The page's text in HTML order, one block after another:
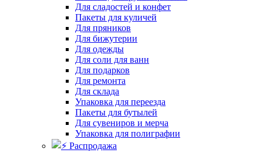
Для сладостей и конфет
Пакеты для куличей
Для пряников
Для бижутерии
Для одежды
Для соли для ванн
Для подарков
Для ремонта
Для склада
Упаковка для переезда
Пакеты для бутылей
Для сувениров и мерча
Упаковка для полиграфии